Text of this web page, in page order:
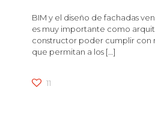
BIM y el diseño de fachadas
es muy importante como
constructor poder cumplir con
que permitan a los […]
11